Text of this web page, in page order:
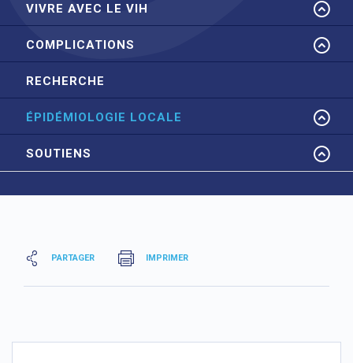
VIVRE AVEC LE VIH
COMPLICATIONS
RECHERCHE
ÉPIDÉMIOLOGIE LOCALE
SOUTIENS
PARTAGER IMPRIMER